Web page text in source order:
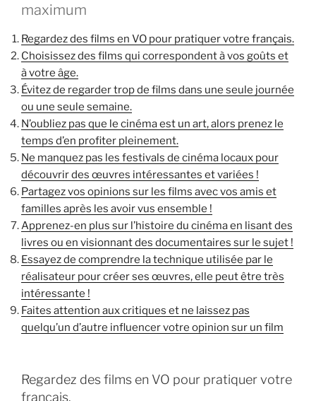
maximum
Regardez des films en VO pour pratiquer votre français.
Choisissez des films qui correspondent à vos goûts et
à votre âge.
Évitez de regarder trop de films dans une seule journée
ou une seule semaine.
N’oubliez pas que le cinéma est un art, alors prenez le
temps d’en profiter pleinement.
Ne manquez pas les festivals de cinéma locaux pour
découvrir des œuvres intéressantes et variées !
Partagez vos opinions sur les films avec vos amis et
familles après les avoir vus ensemble !
Apprenez-en plus sur l’histoire du cinéma en lisant des
livres ou en visionnant des documentaires sur le sujet !
Essayez de comprendre la technique utilisée par le
réalisateur pour créer ses œuvres, elle peut être très
intéressante !
Faites attention aux critiques et ne laissez pas
quelqu’un d’autre influencer votre opinion sur un film
Regardez des films en VO pour pratiquer votre
français.